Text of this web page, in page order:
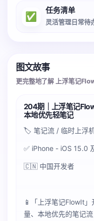
✅
任务清单
灵活管理日常待
图文故事
更完整地了解 上浮笔记
204期｜上浮笔记
本地优先轻笔记
🏷️ 笔记流 / 临时上浮
✅ iPhone - iOS 15.0
🇨🇳 中国开发者
📱「上浮笔记FlowIt
量、本地优先的笔记